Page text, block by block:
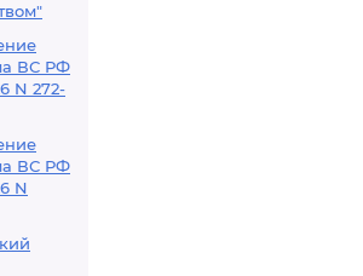
ВС РФ
N 272-
ВС РФ
N